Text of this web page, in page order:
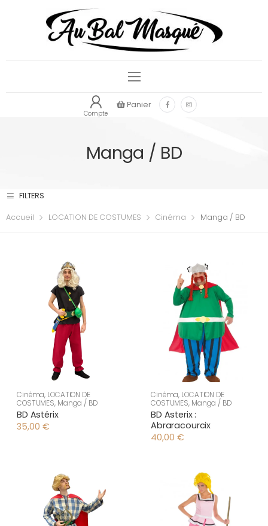
Compte
Panier
Manga / BD
FILTERS
Accueil LOCATION DE COSTUMES Cinéma Manga / BD
Cinéma, LOCATION DE
COSTUMES, Manga / BD
BD Astérix
35,00 €
Cinéma, LOCATION DE
COSTUMES, Manga / BD
BD Asterix :
Abraracourcix
40,00 €